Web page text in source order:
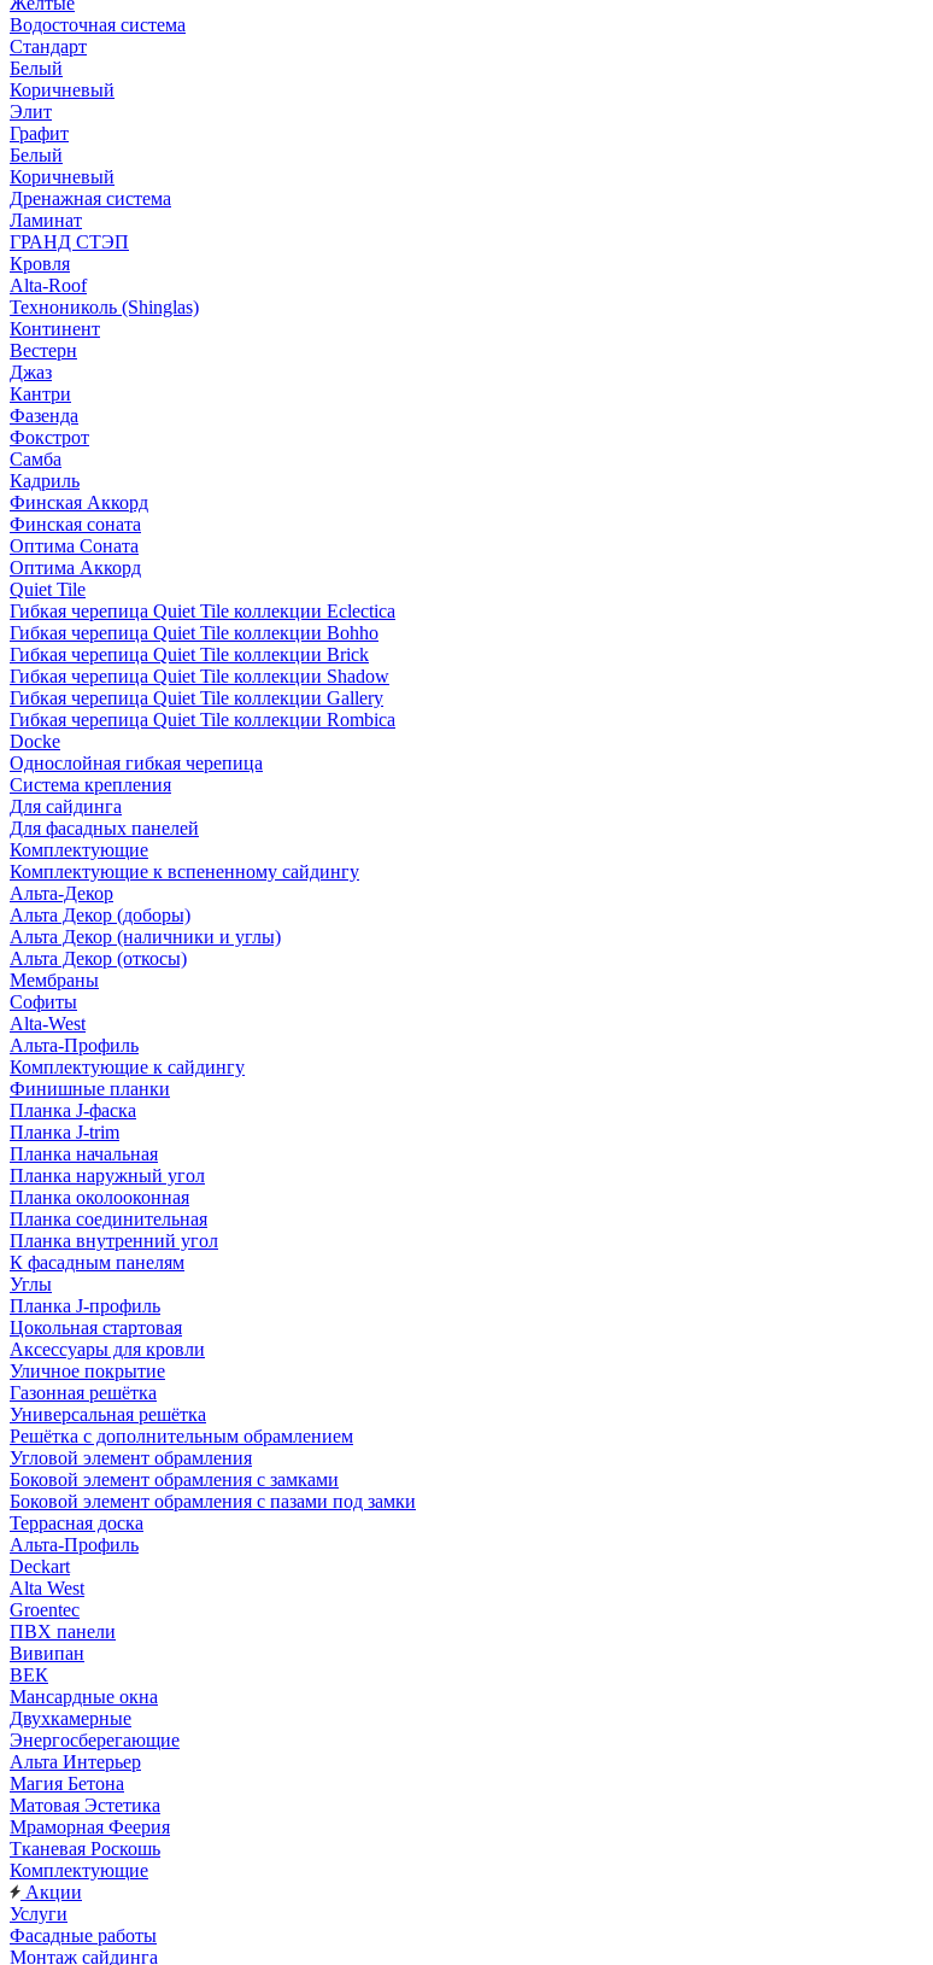
Водосточная система
Стандарт
Белый
Коричневый
Элит
Графит
Белый
Коричневый
Дренажная система
Ламинат
ГРАНД СТЭП
Кровля
Alta-Roof
Технониколь (Shinglas)
Континент
Вестерн
Джаз
Кантри
Фазенда
Фокстрот
Самба
Кадриль
Финская Аккорд
Финская соната
Оптима Соната
Оптима Аккорд
Quiet Tile
Гибкая черепица Quiet Tile коллекции Eclectica
Гибкая черепица Quiet Tile коллекции Bohho
Гибкая черепица Quiet Tile коллекции Brick
Гибкая черепица Quiet Tile коллекции Shadow
Гибкая черепица Quiet Tile коллекции Gallery
Гибкая черепица Quiet Tile коллекции Rombica
Docke
Однослойная гибкая черепица
Система крепления
Для сайдинга
Для фасадных панелей
Комплектующие
Комплектующие к вспененному сайдингу
Альта-Декор
Альта Декор (доборы)
Альта Декор (наличники и углы)
Альта Декор (откосы)
Мембраны
Софиты
Alta-West
Альта-Профиль
Комплектующие к сайдингу
Финишные планки
Планка J-фаска
Планка J-trim
Планка начальная
Планка наружный угол
Планка околооконная
Планка соединительная
Планка внутренний угол
К фасадным панелям
Углы
Планка J-профиль
Цокольная стартовая
Аксессуары для кровли
Уличное покрытие
Газонная решётка
Универсальная решётка
Решётка с дополнительным обрамлением
Угловой элемент обрамления
Боковой элемент обрамления с замками
Боковой элемент обрамления с пазами под замки
Террасная доска
Альта-Профиль
Deckart
Alta West
Groentec
ПВХ панели
Вивипан
ВЕК
Мансардные окна
Двухкамерные
Энергосберегающие
Альта Интерьер
Магия Бетона
Матовая Эстетика
Мраморная Феерия
Тканевая Роскошь
Комплектующие
Акции
Услуги
Фасадные работы
Монтаж сайдинга